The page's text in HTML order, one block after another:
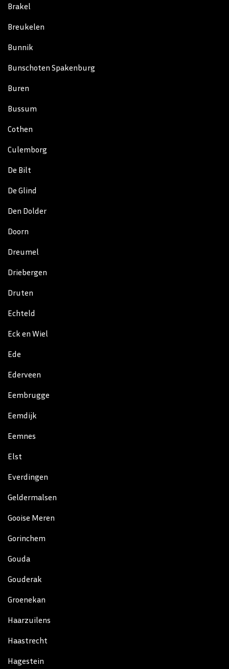
Brakel
Breukelen
Bunnik
Bunschoten Spakenburg
Buren
Bussum
Cothen
Culemborg
De Bilt
De Glind
Den Dolder
Doorn
Dreumel
Driebergen
Druten
Echteld
Eck en Wiel
Ede
Ederveen
Eembrugge
Eemdijk
Eemnes
Elst
Everdingen
Geldermalsen
Gooise Meren
Gorinchem
Gouda
Gouderak
Groenekan
Haarzuilens
Haastrecht
Hagestein